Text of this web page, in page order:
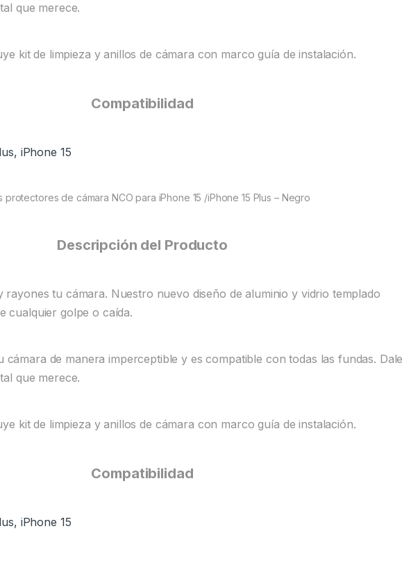
que merece.
kit de limpieza y anillos de cámara con marco guía de instalación.
Compatibilidad
iPhone 15
protectores de cámara NCO para iPhone 15 /iPhone 15 Plus – Negro
Descripción del Producto
rayones tu cámara. Nuestro nuevo diseño de aluminio y vidrio templado
cualquier golpe o caída.
cámara de manera imperceptible y es compatible con todas las fundas.
que merece.
kit de limpieza y anillos de cámara con marco guía de instalación.
Compatibilidad
iPhone 15